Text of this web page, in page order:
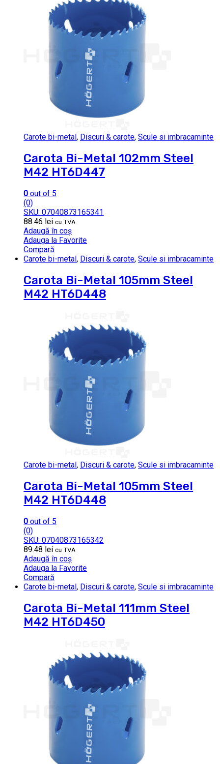
Carote bi-metal , Discuri & carote, Scule si imbracaminte
Carota Bi-Metal 102mm Steel
M42 HT6D447
0 out of 5
(0)
SKU: 07040873165341
88.46 lei cu TVA
Adaugă în coș
Adauga la Favorite
Compară
Carote bi-metal, Discuri & carote, Scule si imbracaminte
Carota Bi-Metal 105mm Steel
M42 HT6D448
Carote bi-metal, Discuri & carote, Scule si imbracaminte
Carota Bi-Metal 105mm Steel
M42 HT6D448
0 out of 5
(0)
SKU: 07040873165342
89.48 lei cu TVA
Adaugă în coș
Adauga la Favorite
Compară
Carote bi-metal, Discuri & carote, Scule si imbracaminte
Carota Bi-Metal 111mm Steel
M42 HT6D450